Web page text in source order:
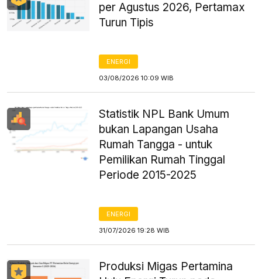
per Agustus 2026, Pertamax
Turun Tipis
ENERGI
03/08/2026 10:09 WIB
Statistik NPL Bank Umum
bukan Lapangan Usaha
Rumah Tangga - untuk
Pemilikan Rumah Tinggal
Periode 2015-2025
ENERGI
31/07/2026 19:28 WIB
Produksi Migas Pertamina